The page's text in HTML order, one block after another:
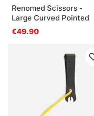
Renomed Scissors -
Large Curved Pointed
€49.90